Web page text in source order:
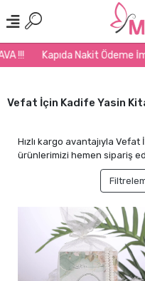
Nakit Ödeme İmkanı
Vefat İçin Kadife Yasin
Hızlı kargo avantajıyla Vefat
ürünlerimizi hemen sipariş